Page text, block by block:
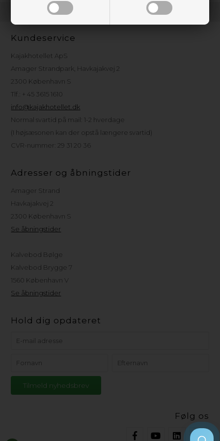
Kundeservice
Kajakhotellet ApS
Amager Strandpark, Havkajakvej 2
2300 København S
Tlf.: + 45 3615 1610
info@kajakhotellet.dk
Normal svartid på mail: 1-2 hverdage
(I højsæsonen kan der opstå længere svartid)
CVR-nummer: 29 31 20 36
Adresser og åbningstider
Amager Strand
Havkajakvej 2
2300 København S
Se åbningstider
Kalvebod Bølge
Kalvebod Brygge 7
1560 København V
Se åbningstider
Hold dig opdateret
Følg os